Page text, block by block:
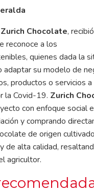
Zurich Chocolate,
reconoce a los
quienes dada la
adaptar su modelo de
productos o servicios a
la Covid-19. Zurich
con enfoque social
y comprando
de origen cultivado
de alta calidad,
agricultor.